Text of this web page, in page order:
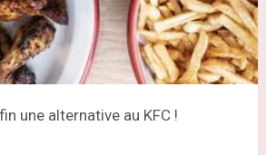
une alternative au KFC !